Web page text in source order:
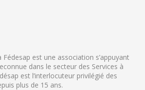
Fédesap est une association s’appuyant
dans le secteur des Services à
est l’interlocuteur privilégié des
plus de 15 ans.